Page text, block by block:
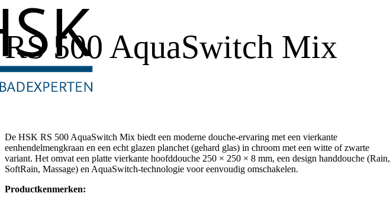
RS 500 AquaSwitch Mix
De HSK RS 500 AquaSwitch Mix biedt een moderne douche-ervaring met een vierkante
eenhendelmengkraan en een echt glazen planchet (gehard glas) in chroom met een witte of zwarte
variant. Het omvat een platte vierkante hoofddouche 250 × 250 × 8 mm, een design handdouche (Rain,
SoftRain, Massage) en AquaSwitch-technologie voor eenvoudig omschakelen.
Productkenmerken: